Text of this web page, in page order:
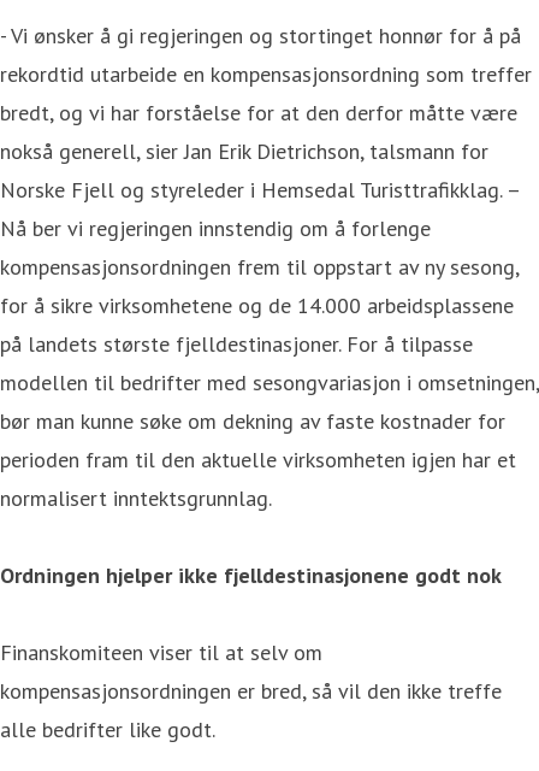
- Vi ønsker å gi regjeringen og stortinget honnør for å på
rekordtid utarbeide en kompensasjonsordning som treffer
bredt, og vi har forståelse for at den derfor måtte være
nokså generell, sier Jan Erik Dietrichson, talsmann for
Norske Fjell og styreleder i Hemsedal Turisttrafikklag. –
Nå ber vi regjeringen innstendig om å forlenge
kompensasjonsordningen frem til oppstart av ny sesong,
for å sikre virksomhetene og de 14.000 arbeidsplassene
på landets største fjelldestinasjoner. For å tilpasse
modellen til bedrifter med sesongvariasjon i omsetningen,
bør man kunne søke om dekning av faste kostnader for
perioden fram til den aktuelle virksomheten igjen har et
normalisert inntektsgrunnlag.
Ordningen hjelper ikke fjelldestinasjonene godt nok
Finanskomiteen viser til at selv om
kompensasjonsordningen er bred, så vil den ikke treffe
alle bedrifter like godt.